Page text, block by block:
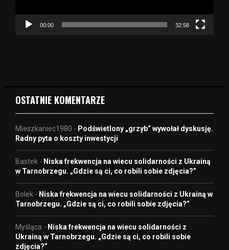
c
00:00 32:58
OSTATNIE KOMENTARZE
Mieszkaniec1980 - Podświetlony „grzyb” wywołał dyskusję.
Radny pyta o koszty inwestycji
Bastek - Niska frekwencja na wiecu solidarności z Ukrainą
w Tarnobrzegu. „Gdzie są ci, co robili sobie zdjęcia?”
Bolek - Niska frekwencja na wiecu solidarności z Ukrainą w
Tarnobrzegu. „Gdzie są ci, co robili sobie zdjęcia?”
Myśląca - Niska frekwencja na wiecu solidarności z
Ukrainą w Tarnobrzegu. „Gdzie są ci, co robili sobie
zdjęcia?”